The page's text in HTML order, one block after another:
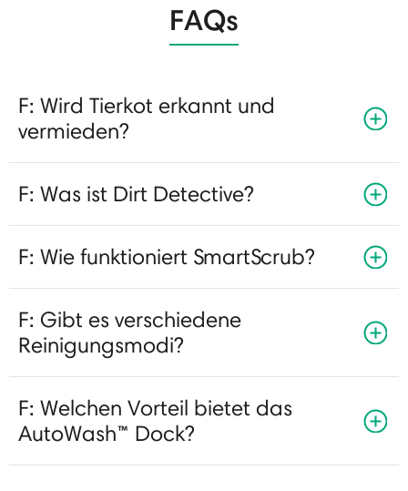
FAQs
F: Wird Tierkot erkannt und
vermieden?
F: Was ist Dirt Detective?
F: Wie funktioniert SmartScrub?
F: Gibt es verschiedene
Reinigungsmodi?
F: Welchen Vorteil bietet das
AutoWash™ Dock?